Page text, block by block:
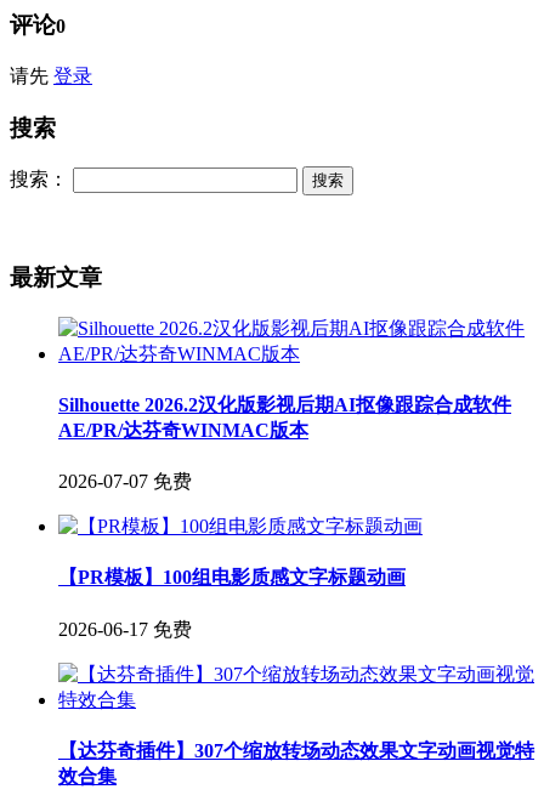
评论0
请先 登录
搜索
搜索：
最新文章
Silhouette 2026.2汉化版影视后期AI抠像跟踪合成软件
AE/PR/达芬奇WINMAC版本
2026-07-07 免费
【PR模板】100组电影质感文字标题动画
2026-06-17 免费
【达芬奇插件】307个缩放转场动态效果文字动画视觉特
效合集